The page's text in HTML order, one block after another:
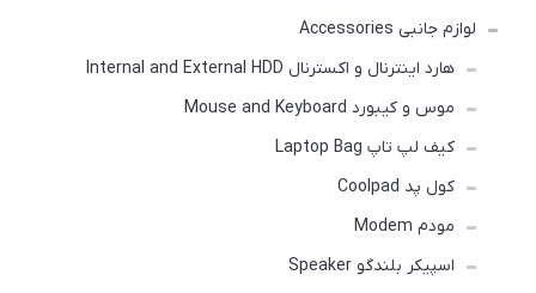
لوازم جانبی Accessories
هارد اینترنال و اکسترنال Internal and External HDD
موس و کیبورد Mouse and Keyboard
کیف لپ تاپ Laptop Bag
کول پد Coolpad
مودم Modem
اسپیکر بلندگو Speaker